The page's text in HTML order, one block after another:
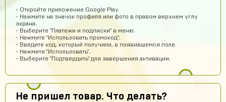
- Откройте приложение Google Play
- Нажмите на значок профиля или фото в правом верхнем углу
экрана.
- Выберите "Платежи и подписки" в меню.
- Нажмите "Использовать промокод".
- Введите код, который получили, в появившемся поле.
- Нажмите "Использовать".
- Выберите "Подтвердить" для завершения активации.
Не пришел товар. Что делать?
привет
one love
имба
stickers01
Эльжан Якутов 9 часов назад
Помогите пожалуйста, как войти в аккаунт????